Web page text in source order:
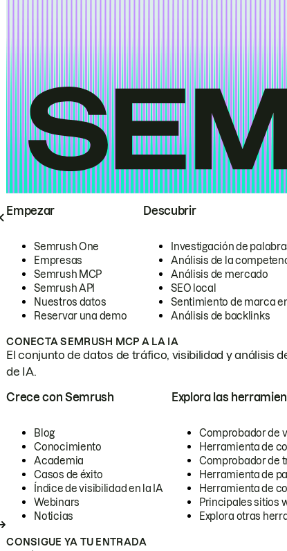
Empezar
Semrush One
Empresas
Semrush MCP
Semrush API
Nuestros datos
Reservar una demo
Descubrir
Investigación de
Análisis de la
Análisis de mercado
SEO local
Sentimiento de marca
Análisis de backlinks
CONECTA SEMRUSH MCP A LA IA
El conjunto de datos de tráfico, visibilidad y análisis
de IA.
Crece con Semrush
Blog
Conocimiento
Academia
Casos de éxito
Índice de visibilidad en la IA
Webinars
Noticias
Explora las
Comprobador de
Herramienta de
Comprobador de
Herramienta de
Herramienta de
Principales sitios
Explora otras
CONSIGUE YA TU ENTRADA